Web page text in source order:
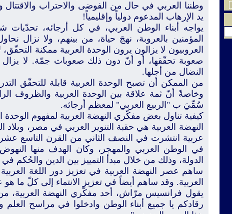
وطننا العربي في حال من الفوضى والاحتراب والاقتتال
يد الإرهاب المدعوم دولياً وإقليمياً!
يواجه أبناء الوطن العربي، في كل أرجائه،
المؤمنين بالعروبة، نهجَ حياة، من بينهم، ولا نزال
العروبيون لا يزالون يرون الوحدة العربية ممكنة
صعوبة تحقّقها، أو أنّ دون ذلك صعوبات جمّة. لا يزال
النضال من أجلها.
من الممكن أن تصبح الوحدة العربية قابلة للتحقّق
وخاصةً أنّ ثمة علاقة بين الوحدة العربية والظروف
سُمِّيَ ب "الربيع العربي" لمعظم أرجائه.
كيفية تناول بعض مفكّري النهضة العربية لمفهوم الوحدة
النهضة العربية هي حقبة التنوير العربي في مصر،
عربية انتشرت في النصف الثاني من القرن التاسع
في الوطن العربي والمهجر، وكان الهدف منها النهوض
الدولة، وذلك من خلال مبدأ التمييز بين الدين والحُكم في
ساهم عصر النهضة العربية في تعزيز دور اللغة العربية
العربية. وقد ساهم أيضاً في تعزيز الانتماء إلى كلّ ما هو
يقول فرانسيس مرّاش، أحد مفكّري النهضة العربية،
رقادكم يا جميع أبناء الوطن وادخلوا في مراسح العلم